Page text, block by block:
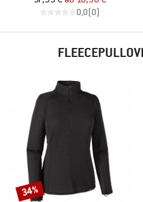
0,0(0)
Rabatt
34%